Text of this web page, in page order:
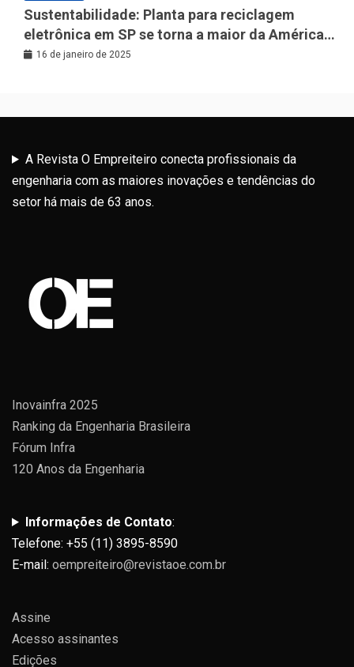
Sustentabilidade: Planta para reciclagem
eletrônica em SP se torna a maior da América
Latina
16 de janeiro de 2025
A Revista O Empreiteiro conecta profissionais da
engenharia com as maiores inovações e tendências do
setor há mais de 63 anos.
Inovainfra 2025
Ranking da Engenharia Brasileira
Fórum Infra
120 Anos da Engenharia
Informações de Contato:
Telefone: +55 (11) 3895-8590
E-mail: oempreiteiro@revistaoe.com.br
Assine
Acesso assinantes
Edições